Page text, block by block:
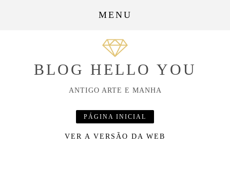
MENU
BLOG HELLO YOU
ANTIGO ARTE E MANHA
PÁGINA INICIAL
VER A VERSÃO DA WEB